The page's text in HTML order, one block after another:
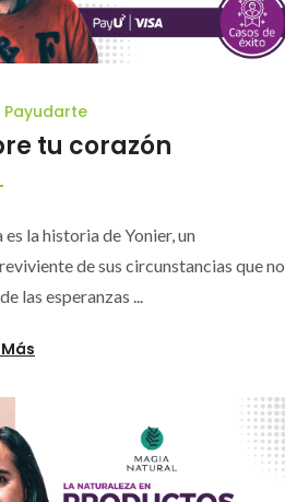
Payudarte
tu corazón
es la historia de Yonier, un
de sus circunstancias que no
las esperanzas ...